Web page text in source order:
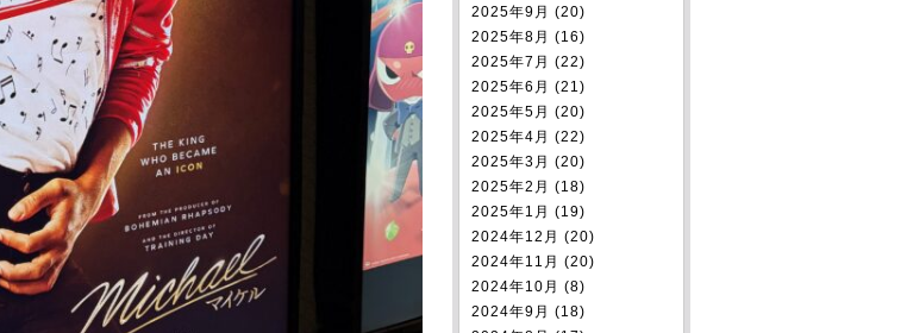
2025年9月 (20)
2025年8月 (16)
2025年7月 (22)
2025年6月 (21)
2025年5月 (20)
2025年4月 (22)
2025年3月 (20)
2025年2月 (18)
2025年1月 (19)
2024年12月 (20)
2024年11月 (20)
2024年10月 (8)
2024年9月 (18)